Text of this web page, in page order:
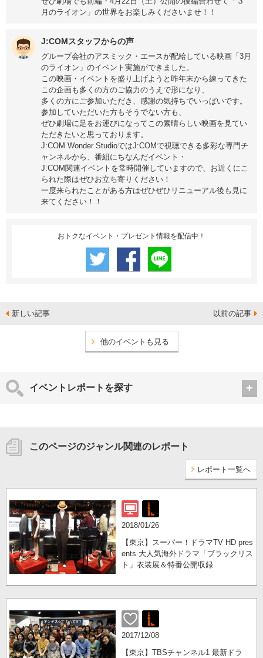
月のライオン」の世界をお楽しみくださいませ！！
J:COMスタッフからの声
グループ会社のアスミック・エースが配給している映画「3月
のライオン」のイベント実施ができました。
この映画・イベントを盛り上げようと昨年末から練ってきた
この企画も多くの方のご協力のうえで形になり、
多くの方にご参加いただき、感謝の気持ちでいっぱいです。
参加していただいた方もそうでない方も、
ぜひ劇場に足をお運びになってこの素晴らしい映画を見てい
ただきたいと思っております。
J:COM Wonder StudioではJ:COMで視聴できる多彩な専門チ
ャンネルから、番組にちなんだイベント・
J:COM関連イベントを常時開催していますので、お近くにこ
られた際はぜひお立ち寄りください！
一度来られたことがある方はぜひぜひリニューアル後も見に
来てください！！
おトクなイベント・プレゼント情報を配信中！
新しい記事 以前の記事
他のイベントも見る
イベントレポートを探す
このページのジャンル関連のレポート
レポート一覧へ
2018/01/26
【東京】スーパー！ドラマTV HD pres
ents 大人気海外ドラマ「ブラックリス
ト」衣装展＆特番公開収録
2017/12/08
【東京】TBSチャンネル1 最新ドラ